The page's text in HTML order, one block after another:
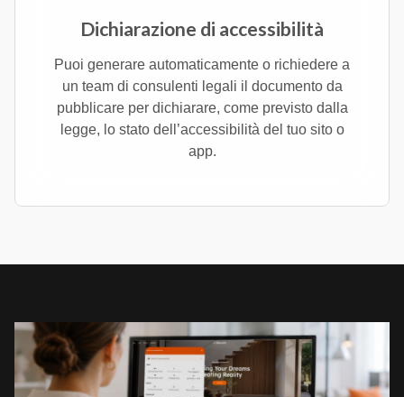
Dichiarazione di accessibilità
Puoi generare automaticamente o richiedere a
un team di consulenti legali il documento da
pubblicare per dichiarare, come previsto dalla
legge, lo stato dell’accessibilità del tuo sito o
app.